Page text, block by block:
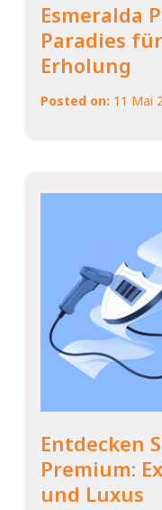
Esmeralda
Paradies
Erholung
Posted on: 11 Mai
Entdecken
Premium:
und Luxus